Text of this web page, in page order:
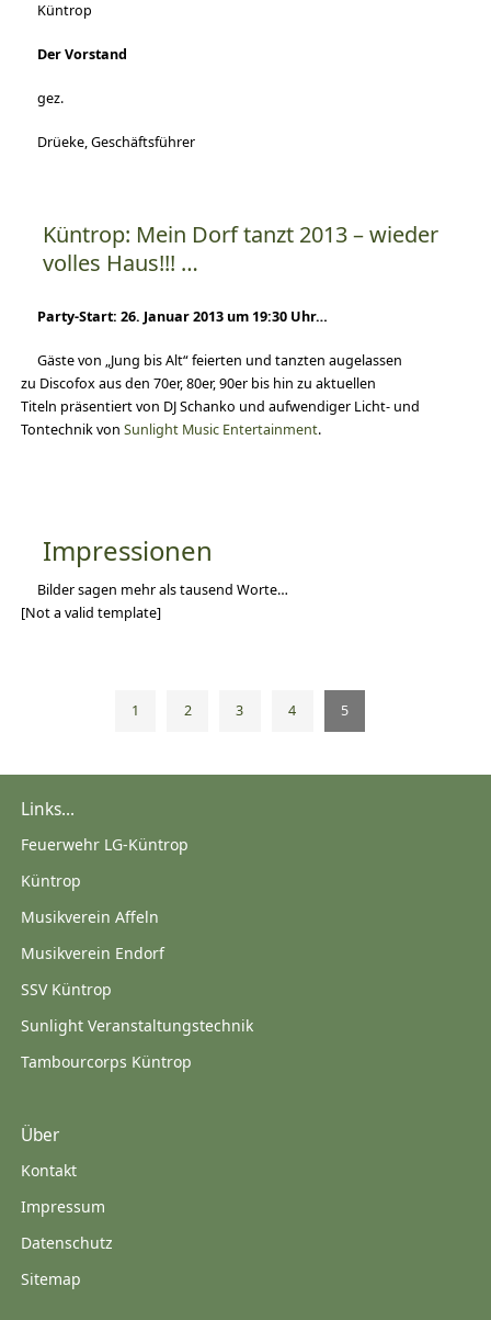
Küntrop
Der Vorstand
gez.
Drüeke, Geschäftsführer
Küntrop: Mein Dorf tanzt 2013 – wieder
volles Haus!!! …
Party-Start: 26. Januar 2013 um 19:30 Uhr…
Gäste von „Jung bis Alt“ feierten und tanzten augelassen
zu Discofox aus den 70er, 80er, 90er bis hin zu aktuellen
Titeln präsentiert von DJ Schanko und aufwendiger Licht- und
Tontechnik von Sunlight Music Entertainment.
Impressionen
Bilder sagen mehr als tausend Worte…
[Not a valid template]
1 2 3 4 5
Links...
Feuerwehr LG-Küntrop
Küntrop
Musikverein Affeln
Musikverein Endorf
SSV Küntrop
Sunlight Veranstaltungstechnik
Tambourcorps Küntrop
Über
Kontakt
Impressum
Datenschutz
Sitemap